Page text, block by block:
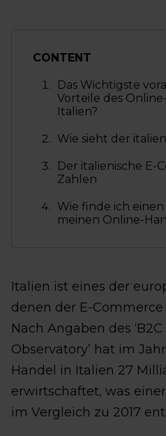
CONTENT
Das Wichtigste
Vorteile des
Italien?
Wie sieht der
Der italienische E-
Zahlen
Wie finde ich
meinen Online-
Italien ist eines der
denen der E-
Nach Angaben des
Observatory’ hat im
Handel in Italien 27
erwirtschaftet, was
im Vergleich zu 2017